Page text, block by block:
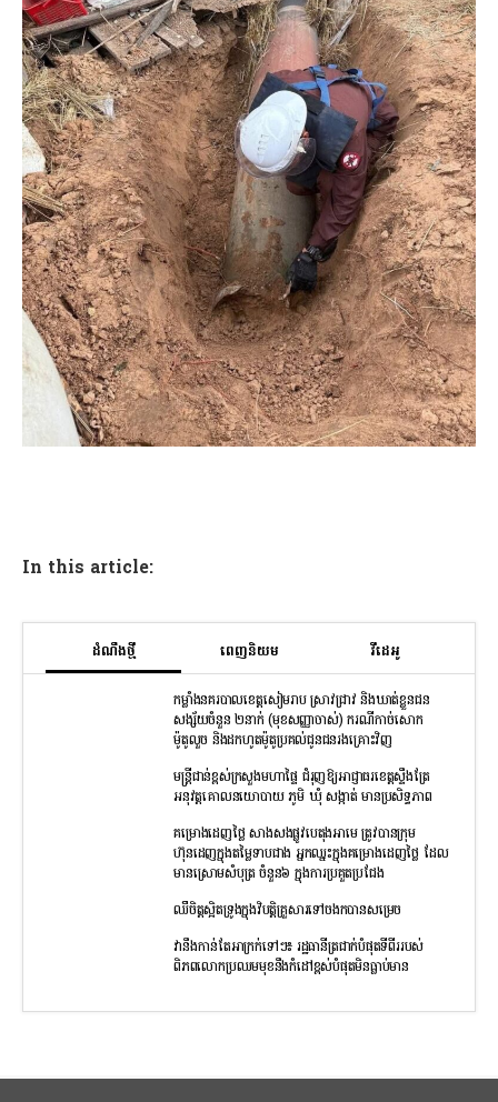
In this article:
ដំណឹងថ្មី ពេញនិយម វីដេអូ
កម្លាំងនគរបាលខេត្តសៀមរាប ស្រាវជ្រាវ និងឃាត់ខ្លួនជន
សង្ស័យចំនួន ២នាក់ (មុខសញ្ញាចាស់) ករណីកាច់សោក
ម៉ូតូលួច និងដកហូតម៉ូតូប្រគល់ជូនជនរងគ្រោះវិញ
មន្រ្តីជាន់ខ្ពស់ក្រសួងមហាផ្ទៃ ជំរុញឱ្យអាជ្ញាធរខេត្តស្ទឹងត្រែ
អនុវត្តគោលនយោបាយ ភូមិ ឃុំ សង្កាត់ មានប្រសិទ្ធភាព
គម្រោងដេញថ្លៃ សាងសងផ្លូវបេតុងអាមេ ត្រូវបានក្រុម
ហ៊ុនដេញក្នុងតម្លៃទាបជាង អ្នកឈ្នះក្នុងគម្រោងដេញថ្លៃ ដែល
មានស្រោមសំបុត្រ ចំនួន៦ ក្នុងការប្រគួតប្រជែង
ឈឺចិត្តស្អិតទ្រូងក្នុងវិបត្តិគ្រួសារទៅចងកបានសម្រេច
វានឹងកាន់តែអាក្រក់ទៅៗ៖ រដ្ឋធានីត្រជាក់បំផុតទីពីររបស់
ពិភពលោកប្រឈមមុខនឹងកំដៅខ្ពស់បំផុតមិនធ្លាប់មាន